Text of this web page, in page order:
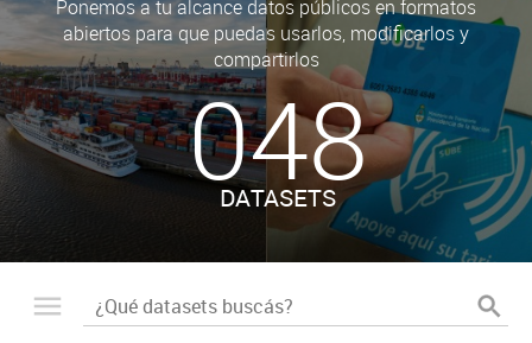
Ponemos a tu alcance datos públicos en formatos
abiertos para que puedas usarlos, modificarlos y
compartirlos
048
DATASETS